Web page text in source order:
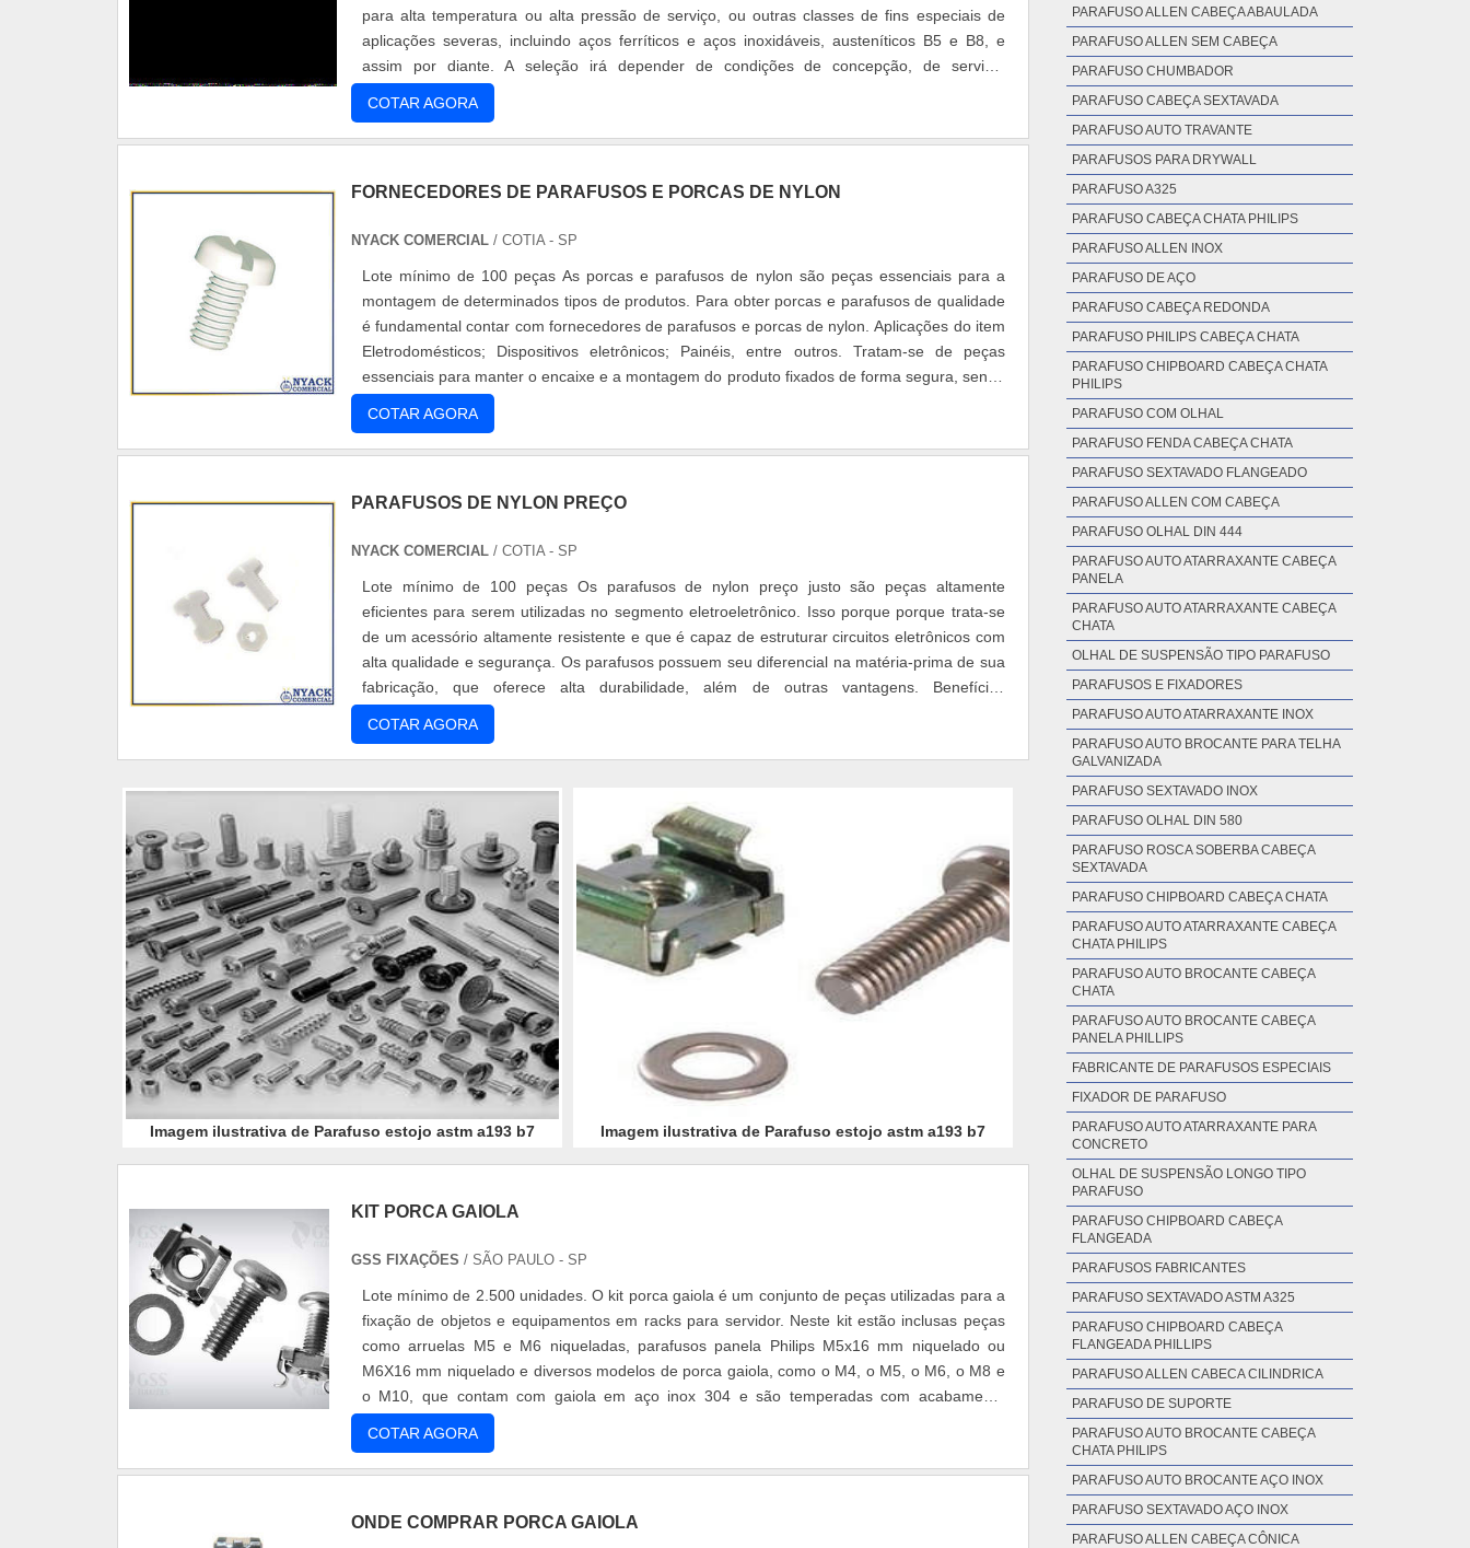
para alta temperatura ou alta pressão de serviço, ou outras classes de fins especiais de
aplicações severas, incluindo aços ferríticos e aços inoxidáveis, austeníticos B5 e B8, e
assim por diante. A seleção irá depender de condições de concepção, de serviço,
propriedades me...
COTAR AGORA
FORNECEDORES DE PARAFUSOS E PORCAS DE NYLON
NYACK COMERCIAL / COTIA - SP
Lote mínimo de 100 peças As porcas e parafusos de nylon são peças essenciais para a
montagem de determinados tipos de produtos. Para obter porcas e parafusos de qualidade
é fundamental contar com fornecedores de parafusos e porcas de nylon. Aplicações do item
Eletrodomésticos; Dispositivos eletrônicos; Painéis, entre outros. Tratam-se de peças
essenciais para manter o encaixe e a montagem do produto fixados de forma segura, sendo
COTAR AGORA
PARAFUSOS DE NYLON PREÇO
NYACK COMERCIAL / COTIA - SP
Lote mínimo de 100 peças Os parafusos de nylon preço justo são peças altamente
eficientes para serem utilizadas no segmento eletroeletrônico. Isso porque porque trata-se
de um acessório altamente resistente e que é capaz de estruturar circuitos eletrônicos com
alta qualidade e segurança. Os parafusos possuem seu diferencial na matéria-prima de sua
fabricação, que oferece alta durabilidade, além de outras vantagens. Benefícios
proporcionados pe...
COTAR AGORA
Imagem ilustrativa de Parafuso estojo astm a193 b7 Imagem ilustrativa de Parafuso estojo astm a193 b7
KIT PORCA GAIOLA
GSS FIXAÇÕES / SÃO PAULO - SP
Lote mínimo de 2.500 unidades. O kit porca gaiola é um conjunto de peças utilizadas para a
fixação de objetos e equipamentos em racks para servidor. Neste kit estão inclusas peças
como arruelas M5 e M6 niqueladas, parafusos panela Philips M5x16 mm niquelado ou
M6X16 mm niquelado e diversos modelos de porca gaiola, como o M4, o M5, o M6, o M8 e
o M10, que contam com gaiola em aço inox 304 e são temperadas com acabamento
trivalente amarelo ou br....
COTAR AGORA
ONDE COMPRAR PORCA GAIOLA
PARAFUSO ALLEN CABEÇA ABAULADA
PARAFUSO ALLEN SEM CABEÇA
PARAFUSO CHUMBADOR
PARAFUSO CABEÇA SEXTAVADA
PARAFUSO AUTO TRAVANTE
PARAFUSOS PARA DRYWALL
PARAFUSO A325
PARAFUSO CABEÇA CHATA PHILIPS
PARAFUSO ALLEN INOX
PARAFUSO DE AÇO
PARAFUSO CABEÇA REDONDA
PARAFUSO PHILIPS CABEÇA CHATA
PARAFUSO CHIPBOARD CABEÇA CHATA
PHILIPS
PARAFUSO COM OLHAL
PARAFUSO FENDA CABEÇA CHATA
PARAFUSO SEXTAVADO FLANGEADO
PARAFUSO ALLEN COM CABEÇA
PARAFUSO OLHAL DIN 444
PARAFUSO AUTO ATARRAXANTE CABEÇA
PANELA
PARAFUSO AUTO ATARRAXANTE CABEÇA
CHATA
OLHAL DE SUSPENSÃO TIPO PARAFUSO
PARAFUSOS E FIXADORES
PARAFUSO AUTO ATARRAXANTE INOX
PARAFUSO AUTO BROCANTE PARA TELHA
GALVANIZADA
PARAFUSO SEXTAVADO INOX
PARAFUSO OLHAL DIN 580
PARAFUSO ROSCA SOBERBA CABEÇA
SEXTAVADA
PARAFUSO CHIPBOARD CABEÇA CHATA
PARAFUSO AUTO ATARRAXANTE CABEÇA
CHATA PHILIPS
PARAFUSO AUTO BROCANTE CABEÇA
CHATA
PARAFUSO AUTO BROCANTE CABEÇA
PANELA PHILLIPS
FABRICANTE DE PARAFUSOS ESPECIAIS
FIXADOR DE PARAFUSO
PARAFUSO AUTO ATARRAXANTE PARA
CONCRETO
OLHAL DE SUSPENSÃO LONGO TIPO
PARAFUSO
PARAFUSO CHIPBOARD CABEÇA
FLANGEADA
PARAFUSOS FABRICANTES
PARAFUSO SEXTAVADO ASTM A325
PARAFUSO CHIPBOARD CABEÇA
FLANGEADA PHILLIPS
PARAFUSO ALLEN CABECA CILINDRICA
PARAFUSO DE SUPORTE
PARAFUSO AUTO BROCANTE CABEÇA
CHATA PHILIPS
PARAFUSO AUTO BROCANTE AÇO INOX
PARAFUSO SEXTAVADO AÇO INOX
PARAFUSO ALLEN CABEÇA CÔNICA